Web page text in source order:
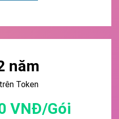
năm
Token
VNĐ/Gói